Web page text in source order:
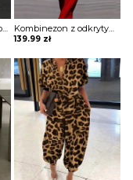
Kombinezon z koronkową górą i ozdobnym paskiem Kombinezon z odkrytym ramieniem i luźnym dołem
139.99 zł